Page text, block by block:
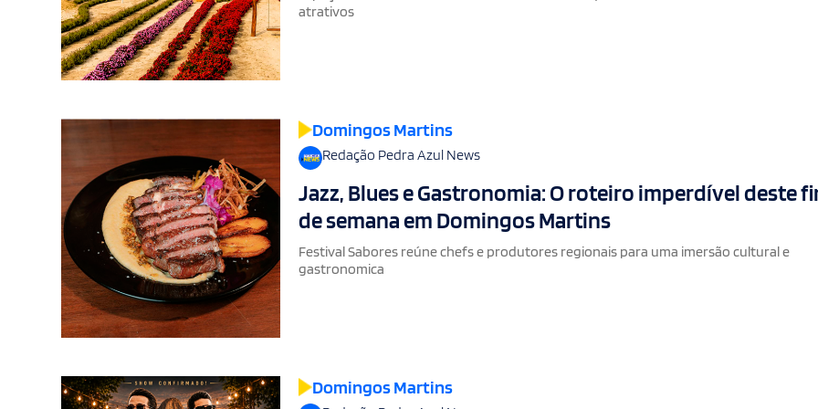
atrativos
Domingos Martins
Redação Pedra Azul News
Jazz, Blues e Gastronomia: O roteiro imperdível deste
de semana em Domingos Martins
Festival Sabores reúne chefs e produtores regionais para uma imersão cultural e
gastronomica
Domingos Martins